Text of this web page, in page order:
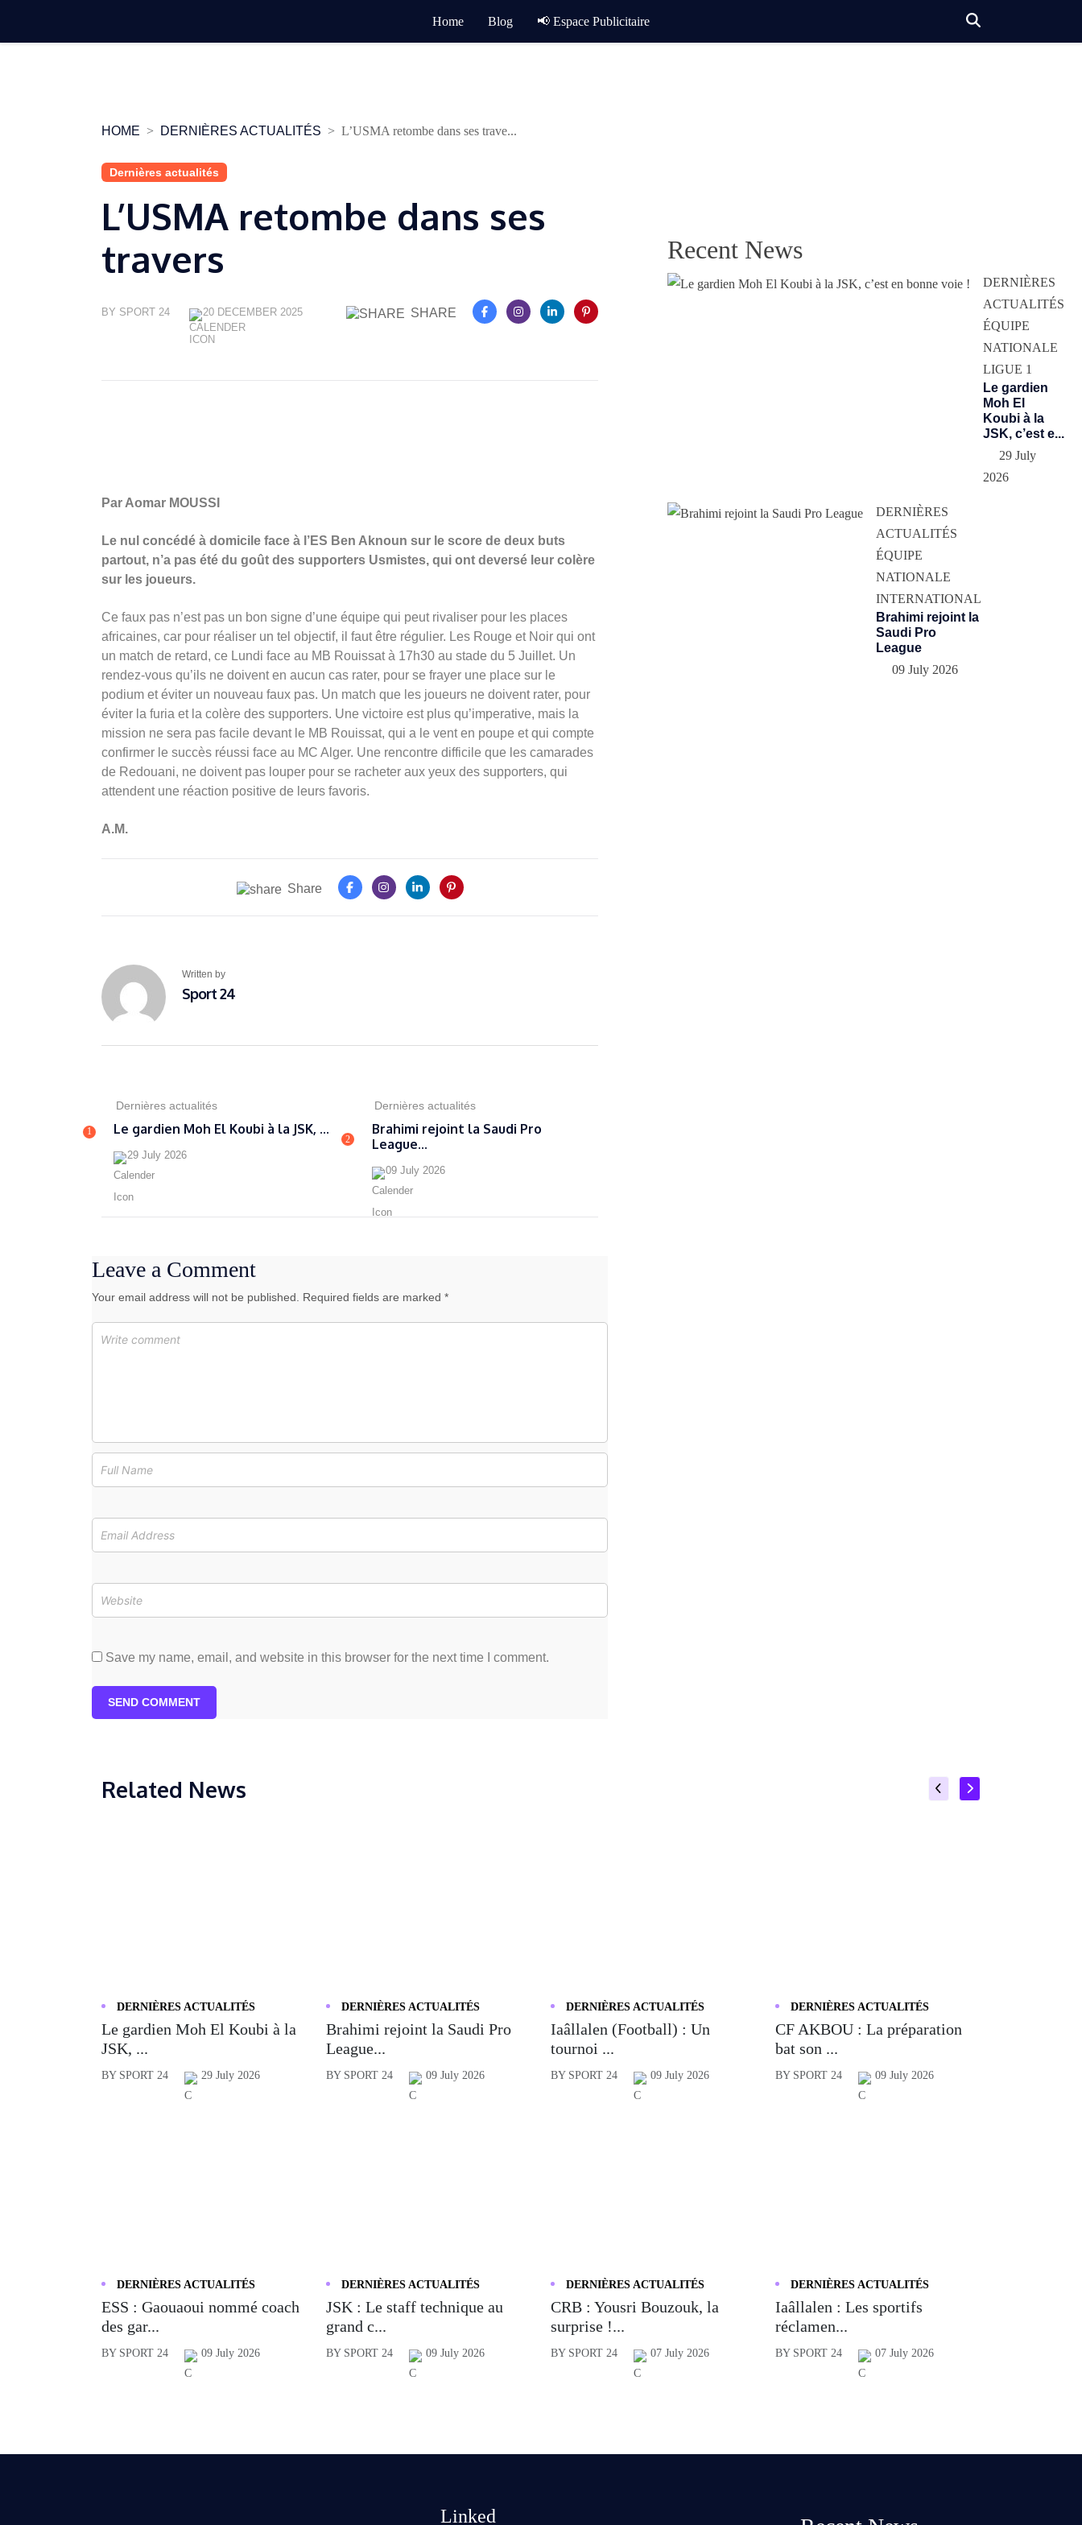
Home Blog 📢 Espace Publicitaire
HOME DERNIÈRES ACTUALITÉS L’USMA retombe dans ses trave...
Dernières actualités
L’USMA retombe dans ses
travers
BY SPORT 24 20 DECEMBER 2025 SHARE
Par Aomar MOUSSI
Le nul concédé à domicile face à l’ES Ben Aknoun sur le score de deux buts
partout, n’a pas été du goût des supporters Usmistes, qui ont deversé leur colère
sur les joueurs.
Ce faux pas n’est pas un bon signe d’une équipe qui peut rivaliser pour les places
africaines, car pour réaliser un tel objectif, il faut être régulier. Les Rouge et Noir qui ont
un match de retard, ce Lundi face au MB Rouissat à 17h30 au stade du 5 Juillet. Un
rendez-vous qu’ils ne doivent en aucun cas rater, pour se frayer une place sur le
podium et éviter un nouveau faux pas. Un match que les joueurs ne doivent rater, pour
éviter la furia et la colère des supporters. Une victoire est plus qu’imperative, mais la
mission ne sera pas facile devant le MB Rouissat, qui a le vent en poupe et qui compte
confirmer le succès réussi face au MC Alger. Une rencontre difficile que les camarades
de Redouani, ne doivent pas louper pour se racheter aux yeux des supporters, qui
attendent une réaction positive de leurs favoris.
A.M.
Share
Written by
Sport 24
1
Dernières actualités
Le gardien Moh El Koubi à la JSK, ...
29 July 2026
2
Dernières actualités
Brahimi rejoint la Saudi Pro
League...
09 July 2026
Leave a Comment
Your email address will not be published. Required fields are marked *
Save my name, email, and website in this browser for the next time I comment.
SEND COMMENT
Recent News
DERNIÈRES
ACTUALITÉS
ÉQUIPE
NATIONALE
LIGUE 1
Le gardien
Moh El
Koubi à la
JSK, c’est e...
29 July
2026
DERNIÈRES
ACTUALITÉS
ÉQUIPE
NATIONALE
INTERNATIONAL
Brahimi rejoint la
Saudi Pro
League
09 July 2026
Related News
DERNIÈRES ACTUALITÉS
Le gardien Moh El Koubi à la
JSK, ...
BY SPORT 24 29 July 2026
DERNIÈRES ACTUALITÉS
Brahimi rejoint la Saudi Pro
League...
BY SPORT 24 09 July 2026
DERNIÈRES ACTUALITÉS
Iaâllalen (Football) : Un
tournoi ...
BY SPORT 24 09 July 2026
DERNIÈRES ACTUALITÉS
CF AKBOU : La préparation
bat son ...
BY SPORT 24 09 July 2026
DERNIÈRES ACTUALITÉS
ESS : Gaouaoui nommé coach
des gar...
BY SPORT 24 09 July 2026
DERNIÈRES ACTUALITÉS
JSK : Le staff technique au
grand c...
BY SPORT 24 09 July 2026
DERNIÈRES ACTUALITÉS
CRB : Yousri Bouzouk, la
surprise !...
BY SPORT 24 07 July 2026
DERNIÈRES ACTUALITÉS
Iaâllalen : Les sportifs
réclamen...
BY SPORT 24 07 July 2026
Linked